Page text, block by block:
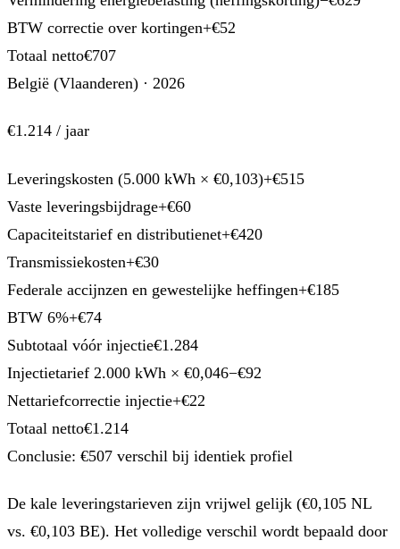
BTW correctie over kortingen+€52
Totaal netto€707
België (Vlaanderen) · 2026
€1.214 / jaar
Leveringskosten (5.000 kWh × €0,103)+€515
Vaste leveringsbijdrage+€60
Capaciteitstarief en distributienet+€420
Transmissiekosten+€30
Federale accijnzen en gewestelijke heffingen+€185
BTW 6%+€74
Subtotaal vóór injectie€1.284
Injectietarief 2.000 kWh × €0,046−€92
Nettariefcorrectie injectie+€22
Totaal netto€1.214
Conclusie: €507 verschil bij identiek profiel
De kale leveringstarieven zijn vrijwel gelijk (€0,105 NL
vs. €0,103 BE). Het volledige verschil wordt bepaald door